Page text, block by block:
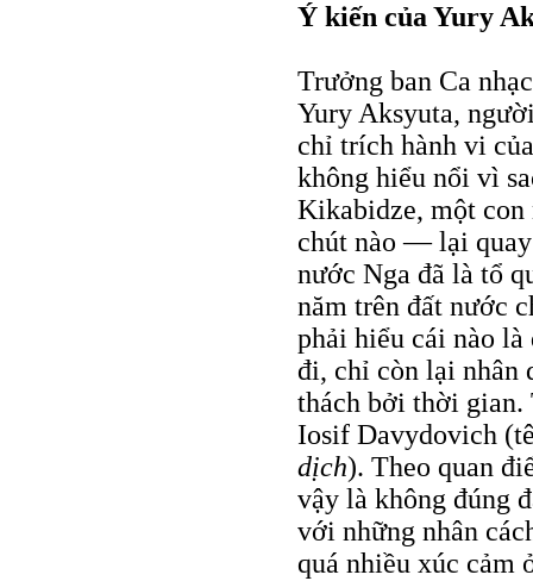
Ý kiến của Yury
Trưởng ban Ca
Yury Aksyuta,
chỉ trích hành vi
không hiểu nổi vì
Kikabidze, một
chút nào — lại
nước Nga đã là tổ
năm trên đất nước
phải hiểu cái nào
đi, chỉ còn lại nhân
thách bởi thời gian.
Iosif Davydovich
dịch). Theo quan
vậy là không đúng
với những nhân
quá nhiều xúc cảm